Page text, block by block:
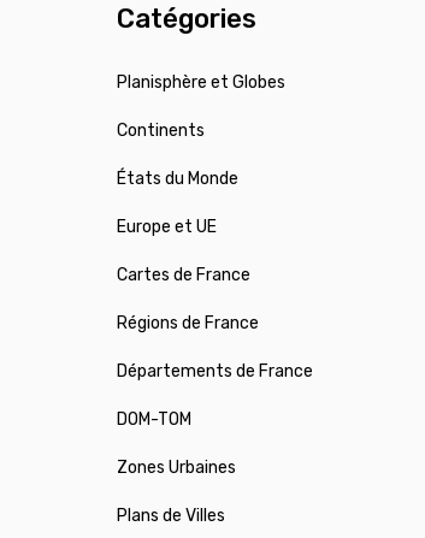
Catégories
Planisphère et Globes
Continents
États du Monde
Europe et UE
Cartes de France
Régions de France
Départements de France
DOM-TOM
Zones Urbaines
Plans de Villes